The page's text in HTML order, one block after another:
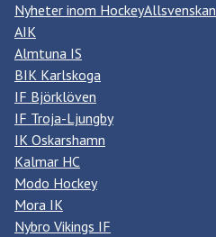
Nyheter inom HockeyAllsvenskan
AIK
Almtuna IS
BIK Karlskoga
IF Björklöven
IF Troja-Ljungby
IK Oskarshamn
Kalmar HC
Modo Hockey
Mora IK
Nybro Vikings IF